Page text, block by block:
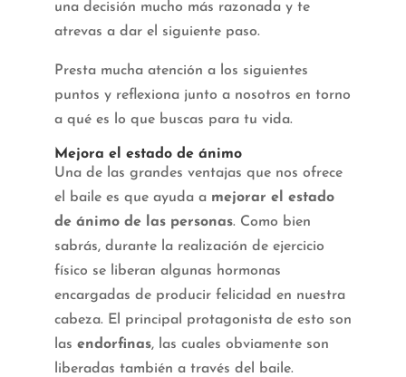
una decisión mucho más razonada y te
atrevas a dar el siguiente paso.
Presta mucha atención a los siguientes
puntos y reflexiona junto a nosotros en torno
a qué es lo que buscas para tu vida.
Mejora el estado de ánimo
Una de las grandes ventajas que nos ofrece
el baile es que ayuda a mejorar el estado
de ánimo de las personas. Como bien
sabrás, durante la realización de ejercicio
físico se liberan algunas hormonas
encargadas de producir felicidad en nuestra
cabeza. El principal protagonista de esto son
las endorfinas, las cuales obviamente son
liberadas también a través del baile.